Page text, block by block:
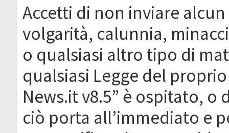
Accetti di non inviare
volgarità, calunnia,
o qualsiasi altro tipo di
qualsiasi Legge del
News.it v8.5” è ospitato, o
ciò porta all’immediato e